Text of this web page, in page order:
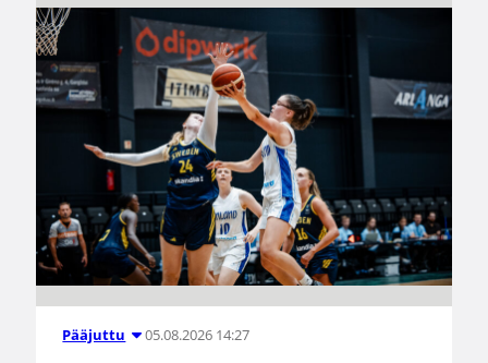
Pääjuttu 05.08.2026 14:27